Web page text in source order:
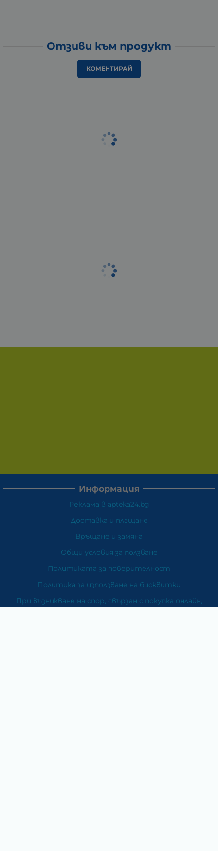
Отзиви към продукт
КОМЕНТИРАЙ
Информация
Реклама в apteka24.bg
Доставка и плащане
Връщане и замяна
Общи условия за ползване
Политиката за поверителност
Политика за използване на бисквитки
При възникване на спор, свързан с покупка онлайн,